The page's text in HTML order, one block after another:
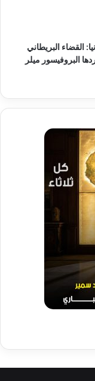
القضاء البريطاني
البروفيسور ميلر